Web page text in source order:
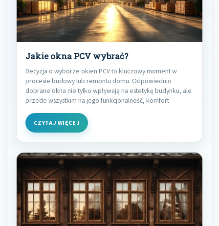
Jakie okna PCV wybrać?
Decyzja o wyborze okien PCV to kluczowy moment w
procesie budowy lub remontu domu. Odpowiednio
dobrane okna nie tylko wpływają na estetykę budynku, ale
przede wszystkim na jego funkcjonalność, komfort
CZYTAJ WIĘCEJ